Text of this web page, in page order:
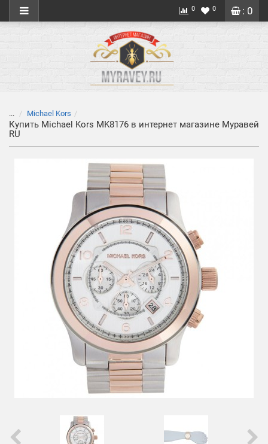
: 0
0 0
... Michael Kors
Купить Michael Kors MK8176 в интернет магазине Муравей
RU